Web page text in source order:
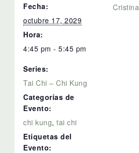
Fecha:
octubre 17, 2029
Hora:
4:45 pm - 5:45 pm
Series:
Tai Chi – Chi Kung
Categorías de
Evento:
chi kung,tai chi
Etiquetas del
Evento: